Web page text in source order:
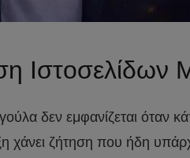
Ιστοσελίδων
δεν εμφανίζεται όταν
χάνει ζήτηση που ήδη